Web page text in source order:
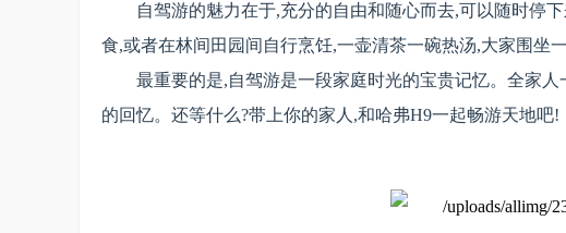
自驾游的魅力在于,充分的自由和随心而去,可以随时停
食,或者在林间田园间自行烹饪,一壶清茶一碗热汤,大家围坐
最重要的是,自驾游是一段家庭时光的宝贵记忆。全家
的回忆。还等什么?带上你的家人,和哈弗H9一起畅游天地吧!